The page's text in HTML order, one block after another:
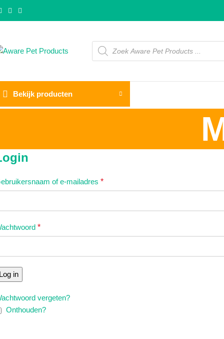
Bekijk producten
of e-mailadres *
*
in
vergeten?
Onthouden?